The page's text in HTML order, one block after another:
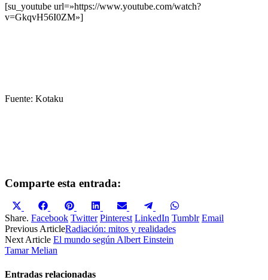
[su_youtube url=»https://www.youtube.com/watch?
v=GkqvH56I0ZM»]
Fuente: Kotaku
Comparte esta entrada:
Compartir
en
(Twitter)
Compartir
en
FacebookCompartir
en
Pinterest Compartir
en
LinkedInCompartir
en
Email
Compartir
en
Telegram
en
Share. Facebook Twitter Pinterest LinkedIn Tumblr Email
Previous ArticleRadiación: mitos y realidades
Next Article El mundo según Albert Einstein
Tamar Melian
Entradas relacionadas